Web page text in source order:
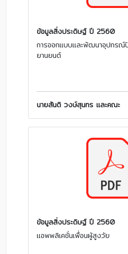
ข้อมูลสิ่งประดิษฐ์ ปี 2560
การออกแบบและพัฒนาอุปกรณ์
ยานยนต์
นายสันติ วงษ์สุนทร และคณะ
ข้อมูลสิ่งประดิษฐ์ ปี 2560
แอพพลิเคชั่นเพื่อนผู้สูงวัย